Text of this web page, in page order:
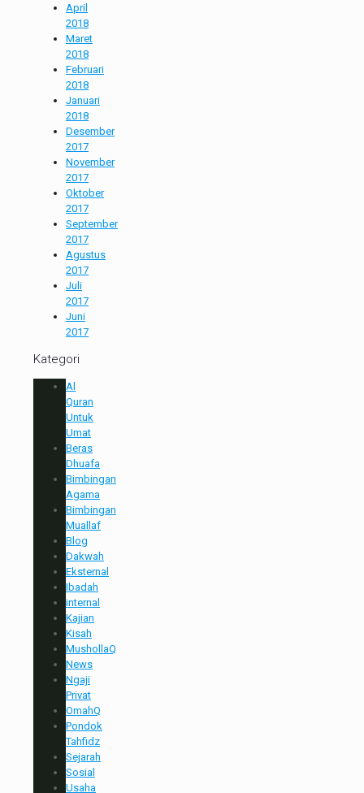
April
2018
Maret
2018
Februari
2018
Januari
2018
Desember
2017
November
2017
Oktober
2017
September
2017
Agustus
2017
Juli
2017
Juni
2017
Kategori
Al
Quran
Untuk
Umat
Beras
Dhuafa
Bimbingan
Agama
Bimbingan
Muallaf
Blog
Dakwah
Eksternal
Ibadah
internal
Kajian
Kisah
MushollaQ
News
Ngaji
Privat
OmahQ
Pondok
Tahfidz
Sejarah
Sosial
Usaha